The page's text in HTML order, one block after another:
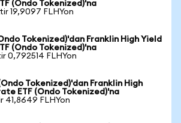
(Ondo Tokenized)'na
19,9097 FLHYon
Tokenized)'dan Franklin High Yield
(Ondo Tokenized)'na
0,792514 FLHYon
Tokenized)'dan Franklin High
ETF (Ondo Tokenized)'na
41,8649 FLHYon